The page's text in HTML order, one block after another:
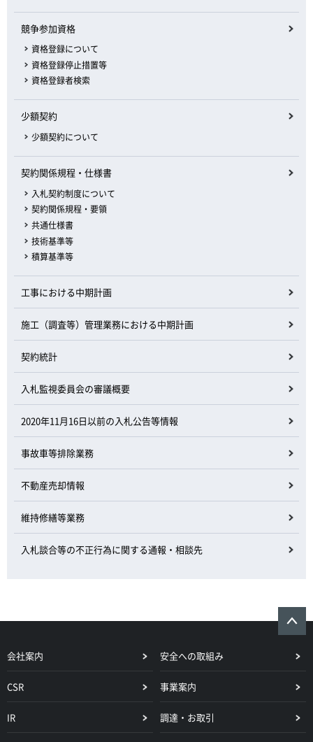
競争参加資格
資格登録について
資格登録停止措置等
資格登録者検索
少額契約
少額契約について
契約関係規程・仕様書
入札契約制度について
契約関係規程・要領
共通仕様書
技術基準等
積算基準等
工事における中期計画
施工（調査等）管理業務における中期計画
契約統計
入札監視委員会の審議概要
2020年11月16日以前の入札公告等情報
事故車等排除業務
不動産売却情報
維持修繕等業務
入札談合等の不正行為に関する通報・相談先
会社案内 安全への取組み
CSR 事業案内
IR 調達・お取引